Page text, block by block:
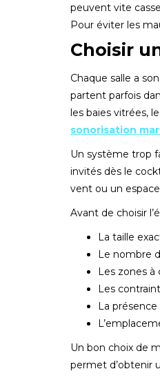
peuvent vite
Pour éviter les
Choisir
Chaque salle a
partent parfois
les baies vitrées,
sonorisation
Un système trop
invités dès le
vent ou un
Avant de choisir
La taille
Le nombre
Les zones à
Les
La présence
Un bon choix de
permet d’obtenir